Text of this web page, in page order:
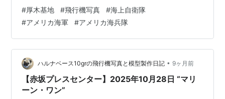
た… P-3C-UD III+/5100海上自衛隊 第2航空群 第2航空
隊“Odin-100” かなり久しぶりの100番が飛来(≧∀≦)この
機も光線状態の悪いお昼時でした(^◇^;) C-
130T/164998/BD998VR-64 “Condors”“Con…
#厚木基地 #飛行機写真 #海上自衛隊
#アメリカ海軍 #アメリカ海兵隊
ハルナベース10grの飛行機写真と模型製作日記 • 9ヶ月前
【赤坂プレスセンター】2025年10月28日 “マリ
ーン・ワン”